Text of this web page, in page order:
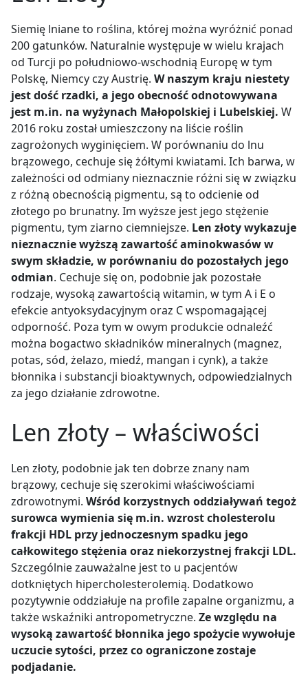
Siemię lniane to roślina, której można wyróżnić ponad
200 gatunków. Naturalnie występuje w wielu krajach
od Turcji po południowo-wschodnią Europę w tym
Polskę, Niemcy czy Austrię. W naszym kraju niestety
jest dość rzadki, a jego obecność odnotowywana
jest m.in. na wyżynach Małopolskiej i Lubelskiej. W
2016 roku został umieszczony na liście roślin
zagrożonych wyginięciem. W porównaniu do lnu
brązowego, cechuje się żółtymi kwiatami. Ich barwa, w
zależności od odmiany nieznacznie różni się w związku
z różną obecnością pigmentu, są to odcienie od
złotego po brunatny. Im wyższe jest jego stężenie
pigmentu, tym ziarno ciemniejsze. Len złoty wykazuje
nieznacznie wyższą zawartość aminokwasów w
swym składzie, w porównaniu do pozostałych jego
odmian. Cechuje się on, podobnie jak pozostałe
rodzaje, wysoką zawartością witamin, w tym A i E o
efekcie antyoksydacyjnym oraz C wspomagającej
odporność. Poza tym w owym produkcie odnaleźć
można bogactwo składników mineralnych (magnez,
potas, sód, żelazo, miedź, mangan i cynk), a także
błonnika i substancji bioaktywnych, odpowiedzialnych
za jego działanie zdrowotne.
Len złoty – właściwości
Len złoty, podobnie jak ten dobrze znany nam
brązowy, cechuje się szerokimi właściwościami
zdrowotnymi. Wśród korzystnych oddziaływań tegoż
surowca wymienia się m.in. wzrost cholesterolu
frakcji HDL przy jednoczesnym spadku jego
całkowitego stężenia oraz niekorzystnej frakcji LDL.
Szczególnie zauważalne jest to u pacjentów
dotkniętych hipercholesterolemią. Dodatkowo
pozytywnie oddziałuje na profile zapalne organizmu, a
także wskaźniki antropometryczne. Ze względu na
wysoką zawartość błonnika jego spożycie wywołuje
uczucie sytości, przez co ograniczone zostaje
podjadanie.